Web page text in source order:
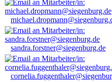
sandra.forstner@siegenburg.de